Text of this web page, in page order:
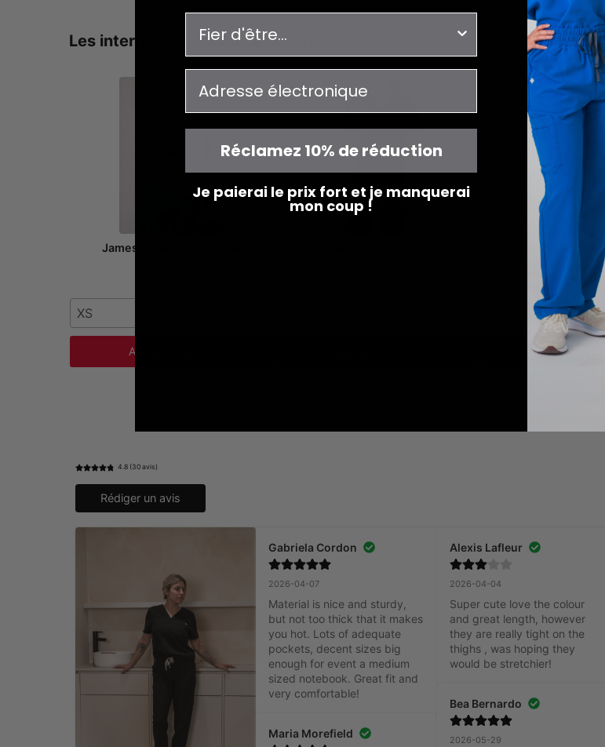
Les internautes ont aussi acheté
James Scrub Top - White
XS
Ajouter au panier
Haut médical
$41.00
Ajouter au
4.8 (30 avis)
Rédiger un avis
Gabriela Cordon
2026-04-07
Material is nice and sturdy,
but not too thick that it makes
you hot. Lots of adequate
pockets, decent sizes big
enough for event a medium
sized notebook. Great fit and
very comfortable!
Maria Morefield
Alexis Lafleur
2026-04-04
Super cute love the colour
and great length, however
they are really tight on the
thighs , was hoping they
would be stretchier!
Bea Bernardo
2026-05-29
enquête
courriel
Réclamez 10% de réduction
Je paierai le prix fort et je manquerai
mon coup !